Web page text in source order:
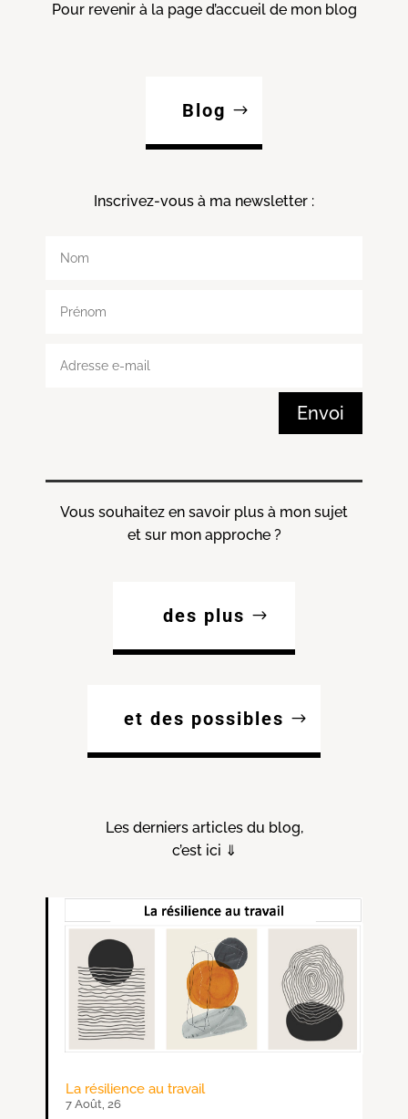
Pour revenir à la page d’accueil de mon blog
Blog
Inscrivez-vous à ma newsletter :
Envoi
Vous souhaitez en savoir plus à mon sujet
et sur mon approche ?
des plus
et des possibles
Les derniers articles du blog,
c’est ici ⇓
La résilience au travail
7 Août, 26